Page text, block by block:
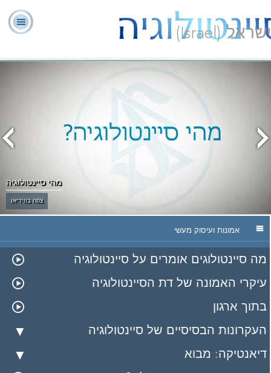
ישראל (Israel)
מהי
מהי סיינטולוגיה
צפה בווידיאו
אמונות ועיסוק מעשי
מה סיינטולוגים אומרים על סיינטולוגיה
עיקרי האמונה של דת הסיינטולוגיה
בתוך ארגון
העקרונות הבסיסיים של סיינטולוגיה
דיאנטיקה: מבוא